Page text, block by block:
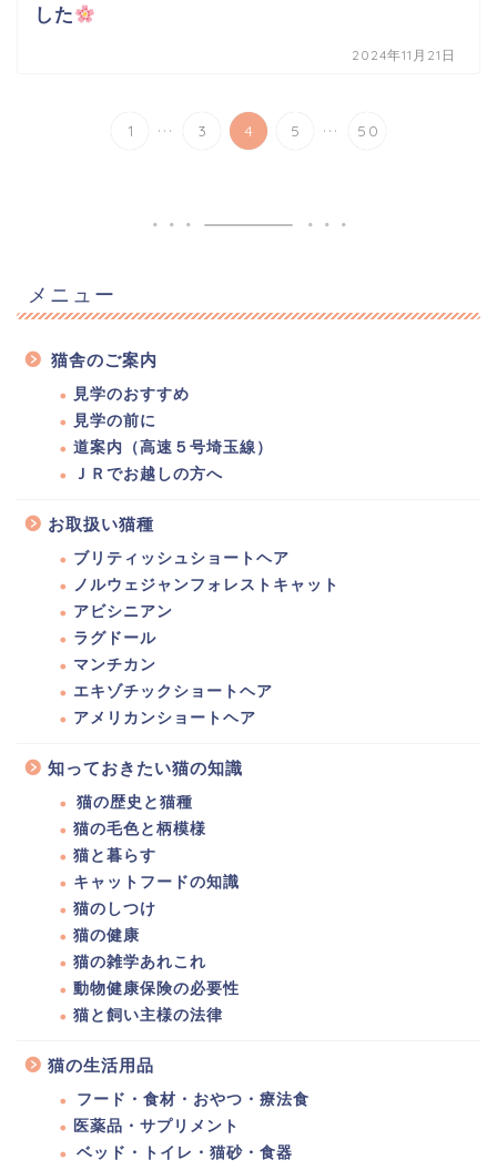
した
2024年11月21日
1 ... 3 4 5 ... 50
メニュー
猫舎のご案内
見学のおすすめ
見学の前に
道案内（高速５号埼玉線）
ＪＲでお越しの方へ
お取扱い猫種
ブリティッシュショートヘア
ノルウェジャンフォレストキャット
アビシニアン
ラグドール
マンチカン
エキゾチックショートヘア
アメリカンショートヘア
知っておきたい猫の知識
猫の歴史と猫種
猫の毛色と柄模様
猫と暮らす
キャットフードの知識
猫のしつけ
猫の健康
猫の雑学あれこれ
動物健康保険の必要性
猫と飼い主様の法律
猫の生活用品
フード・食材・おやつ・療法食
医薬品・サプリメント
ベッド・トイレ・猫砂・食器